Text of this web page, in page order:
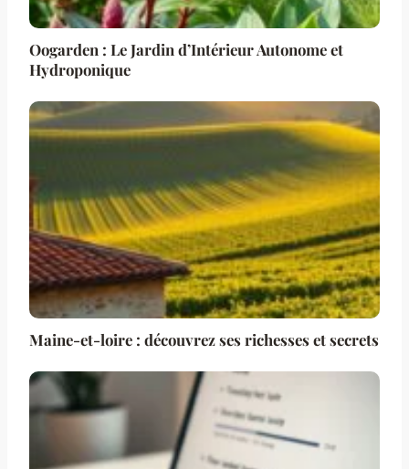
Oogarden : Le Jardin d’Intérieur Autonome et
Hydroponique
Maine-et-loire : découvrez ses richesses et secrets